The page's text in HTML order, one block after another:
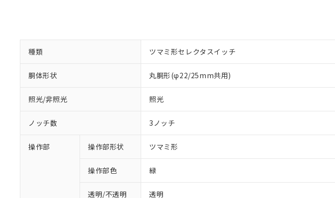
種類 ツマミ形セレクタスイッチ
胴体形状 丸胴形(φ22/25mm共用)
照光/非照光 照光
ノッチ数 3ノッチ
操作部 操作部形状 ツマミ形
操作部色 緑
透明/不透明 透明